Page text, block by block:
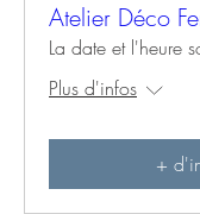
Atelier Déco
La date et l'heure
Plus d'infos
+